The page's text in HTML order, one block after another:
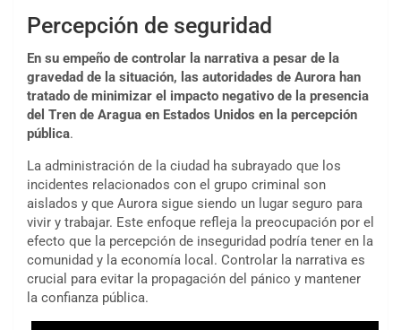
Percepción de seguridad
En su empeño de controlar la narrativa a pesar de la
gravedad de la situación, las autoridades de Aurora han
tratado de minimizar el impacto negativo de la presencia
del Tren de Aragua en Estados Unidos en la percepción
pública.
La administración de la ciudad ha subrayado que los
incidentes relacionados con el grupo criminal son
aislados y que Aurora sigue siendo un lugar seguro para
vivir y trabajar. Este enfoque refleja la preocupación por el
efecto que la percepción de inseguridad podría tener en la
comunidad y la economía local. Controlar la narrativa es
crucial para evitar la propagación del pánico y mantener
la confianza pública.